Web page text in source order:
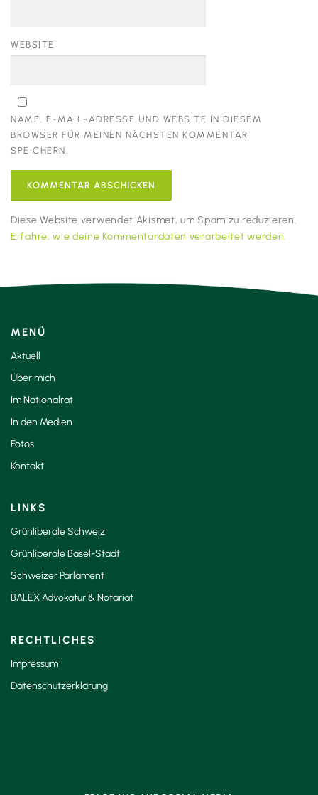
WEBSITE
NAME, E-MAIL-ADRESSE UND WEBSITE IN DIESEM
BROWSER FÜR MEINEN NÄCHSTEN KOMMENTAR
SPEICHERN.
Diese Website verwendet Akismet, um Spam zu reduzieren.
Erfahre, wie deine Kommentardaten verarbeitet werden.
MENÜ
Aktuell
Über mich
Im Nationalrat
In den Medien
Fotos
Kontakt
LINKS
Grünliberale Schweiz
Grünliberale Basel-Stadt
Schweizer Parlament
BALEX Advokatur & Notariat
RECHTLICHES
Impressum
Datenschutzerklärung